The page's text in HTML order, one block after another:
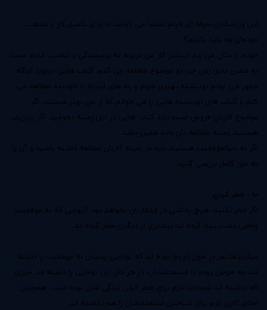
این ورزشکاران حرفه ای فیلم تماشا می کردند، ما برای تکمیل کار و صنعت
خودمان چه باید بکنیم؟
خودم را مثال می زنم. بیشتر کار من مربوط به نویسندگی و تناسب اندام است.
به همین دلیل روی این دو موضوع مطالعه می کنم. کتاب هایی درمورد اینکه
چطور می توانم نویسنده بهتری شوم و راه های ارتباط با خواننده مطالعه می
کنم و کتاب های نویسنده هایی را می خوانم که از من بهتر هستند. اگر
موضوع کارتان فروش است باید کتاب هایی در این زمینه بخوانید. اگر بازاریاب
هستید، زمینه مطالعه تان باید همین باشد.
اگر به دنبالموفقیت هستید، باید در زمینه کارتان مطالعه داشته باشید و آن را
به طور کامل بررسی کنید.
10 - خطر کردن
اگر خطر نکنید، هیچ پاداشی در انتظارتان نخواهد بود. آنهایی که به موفقیت
واقعی دست پیدا کرده اند بیشتری از دیگران خطر کرده اند.
میلیاردها نفر در طول تاریخ بوده اند که توانایی رسیدن به موفقیت را داشته
اند، چه هوش بوده یا استعدادشان، در هر حال این توانایی را داشته اند. چیزی
که نداشته اند شجاعت لازم برای خطر کردن زندگی شان بوده است. همچنین
اخلاق کاری لازم برای شناختن استعدادشان را هم نداشته اند.